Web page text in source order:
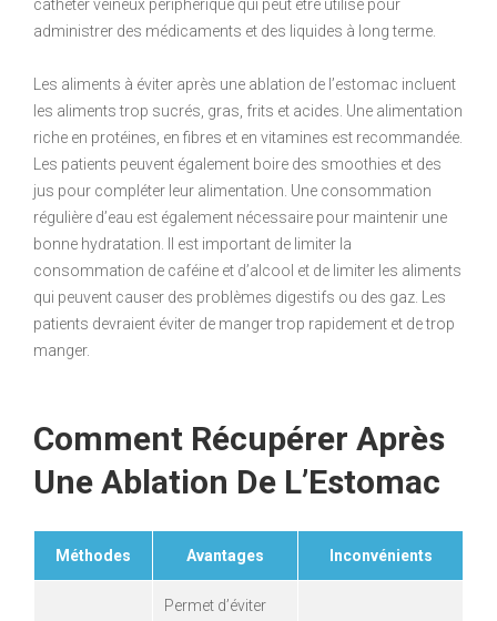
cathéter veineux périphérique qui peut être utilisé pour
administrer des médicaments et des liquides à long terme.
Les aliments à éviter après une ablation de l’estomac incluent
les aliments trop sucrés, gras, frits et acides. Une alimentation
riche en protéines, en fibres et en vitamines est recommandée.
Les patients peuvent également boire des smoothies et des
jus pour compléter leur alimentation. Une consommation
régulière d’eau est également nécessaire pour maintenir une
bonne hydratation. Il est important de limiter la
consommation de caféine et d’alcool et de limiter les aliments
qui peuvent causer des problèmes digestifs ou des gaz. Les
patients devraient éviter de manger trop rapidement et de trop
manger.
Comment Récupérer Après
Une Ablation De L’Estomac
Méthodes Avantages Inconvénients
Permet d’éviter